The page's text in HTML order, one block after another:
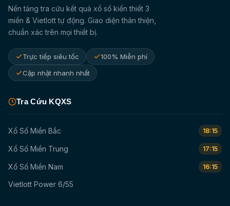
Nền tảng tra cứu kết quả xổ số kiến thiết 3
miền & Vietlott tự động. Giao diện thân thiện,
chuẩn xác trên mọi thiết bị.
Trực tiếp siêu tốc
100% Miễn phí
Cập nhật nhanh nhất
Tra Cứu KQXS
Xổ Số Miền Bắc 18:15
Xổ Số Miền Trung 17:15
Xổ Số Miền Nam 16:15
Vietlott Power 6/55